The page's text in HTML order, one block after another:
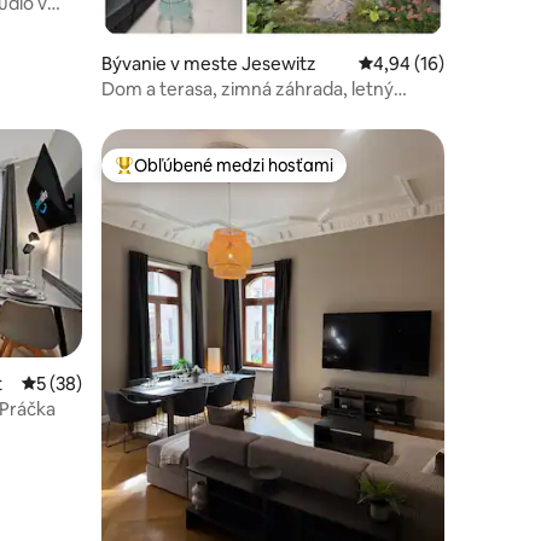
Bývanie v meste Jesewitz Priemerné
4,94 (16)
Dom a terasa, zimná záhrada, letný
85
Priemerné ohodnotenie 5 z 5, počet hodnotení: 38
5 (38)
Najobľúbenejšie medzi hosťami
Obľúbené medzi hosťami